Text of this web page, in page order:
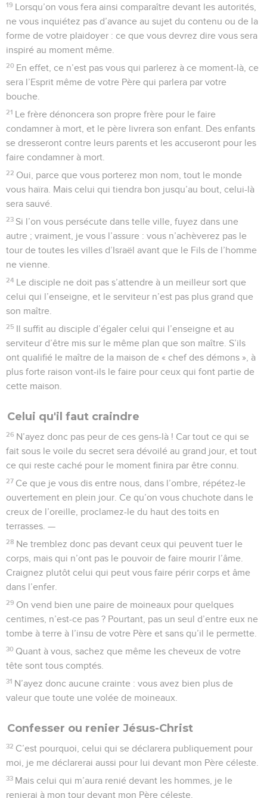
19 Lorsqu’on vous fera ainsi comparaître devant les autorités,
ne vous inquiétez pas d’avance au sujet du contenu ou de la
forme de votre plaidoyer : ce que vous devrez dire vous sera
inspiré au moment même.
20 En effet, ce n’est pas vous qui parlerez à ce moment-là, ce
sera l’Esprit même de votre Père qui parlera par votre
bouche.
21 Le frère dénoncera son propre frère pour le faire
condamner à mort, et le père livrera son enfant. Des enfants
se dresseront contre leurs parents et les accuseront pour les
faire condamner à mort.
22 Oui, parce que vous porterez mon nom, tout le monde
vous haïra. Mais celui qui tiendra bon jusqu’au bout, celui-là
sera sauvé.
23 Si l’on vous persécute dans telle ville, fuyez dans une
autre ; vraiment, je vous l’assure : vous n’achèverez pas le
tour de toutes les villes d’Israël avant que le Fils de l’homme
ne vienne.
24 Le disciple ne doit pas s’attendre à un meilleur sort que
celui qui l’enseigne, et le serviteur n’est pas plus grand que
son maître.
25 Il suffit au disciple d’égaler celui qui l’enseigne et au
serviteur d’être mis sur le même plan que son maître. S’ils
ont qualifié le maître de la maison de « chef des démons », à
plus forte raison vont-ils le faire pour ceux qui font partie de
cette maison.
Celui qu'il faut craindre
26 N’ayez donc pas peur de ces gens-là ! Car tout ce qui se
fait sous le voile du secret sera dévoilé au grand jour, et tout
ce qui reste caché pour le moment finira par être connu.
27 Ce que je vous dis entre nous, dans l’ombre, répétez-le
ouvertement en plein jour. Ce qu’on vous chuchote dans le
creux de l’oreille, proclamez-le du haut des toits en
terrasses. —
28 Ne tremblez donc pas devant ceux qui peuvent tuer le
corps, mais qui n’ont pas le pouvoir de faire mourir l’âme.
Craignez plutôt celui qui peut vous faire périr corps et âme
dans l’enfer.
29 On vend bien une paire de moineaux pour quelques
centimes, n’est-ce pas ? Pourtant, pas un seul d’entre eux ne
tombe à terre à l’insu de votre Père et sans qu’il le permette.
30 Quant à vous, sachez que même les cheveux de votre
tête sont tous comptés.
31 N’ayez donc aucune crainte : vous avez bien plus de
valeur que toute une volée de moineaux.
Confesser ou renier Jésus-Christ
32 C’est pourquoi, celui qui se déclarera publiquement pour
moi, je me déclarerai aussi pour lui devant mon Père céleste.
33 Mais celui qui m’aura renié devant les hommes, je le
renierai à mon tour devant mon Père céleste.